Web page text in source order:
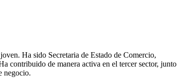
Ha sido Secretaria de Estado de Comercio,
contribuido de manera activa en el tercer sector, junto
negocio.